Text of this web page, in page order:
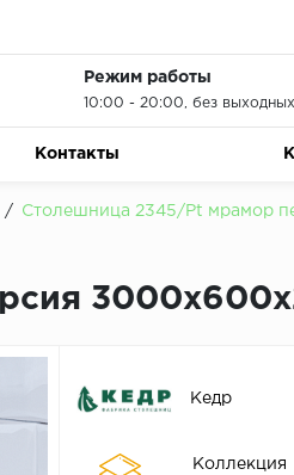
Режим работы
10:00 - 20:00, без выходных
Контакты
/ Столешница 2345/Pt мрамор
Кедр
Коллекция